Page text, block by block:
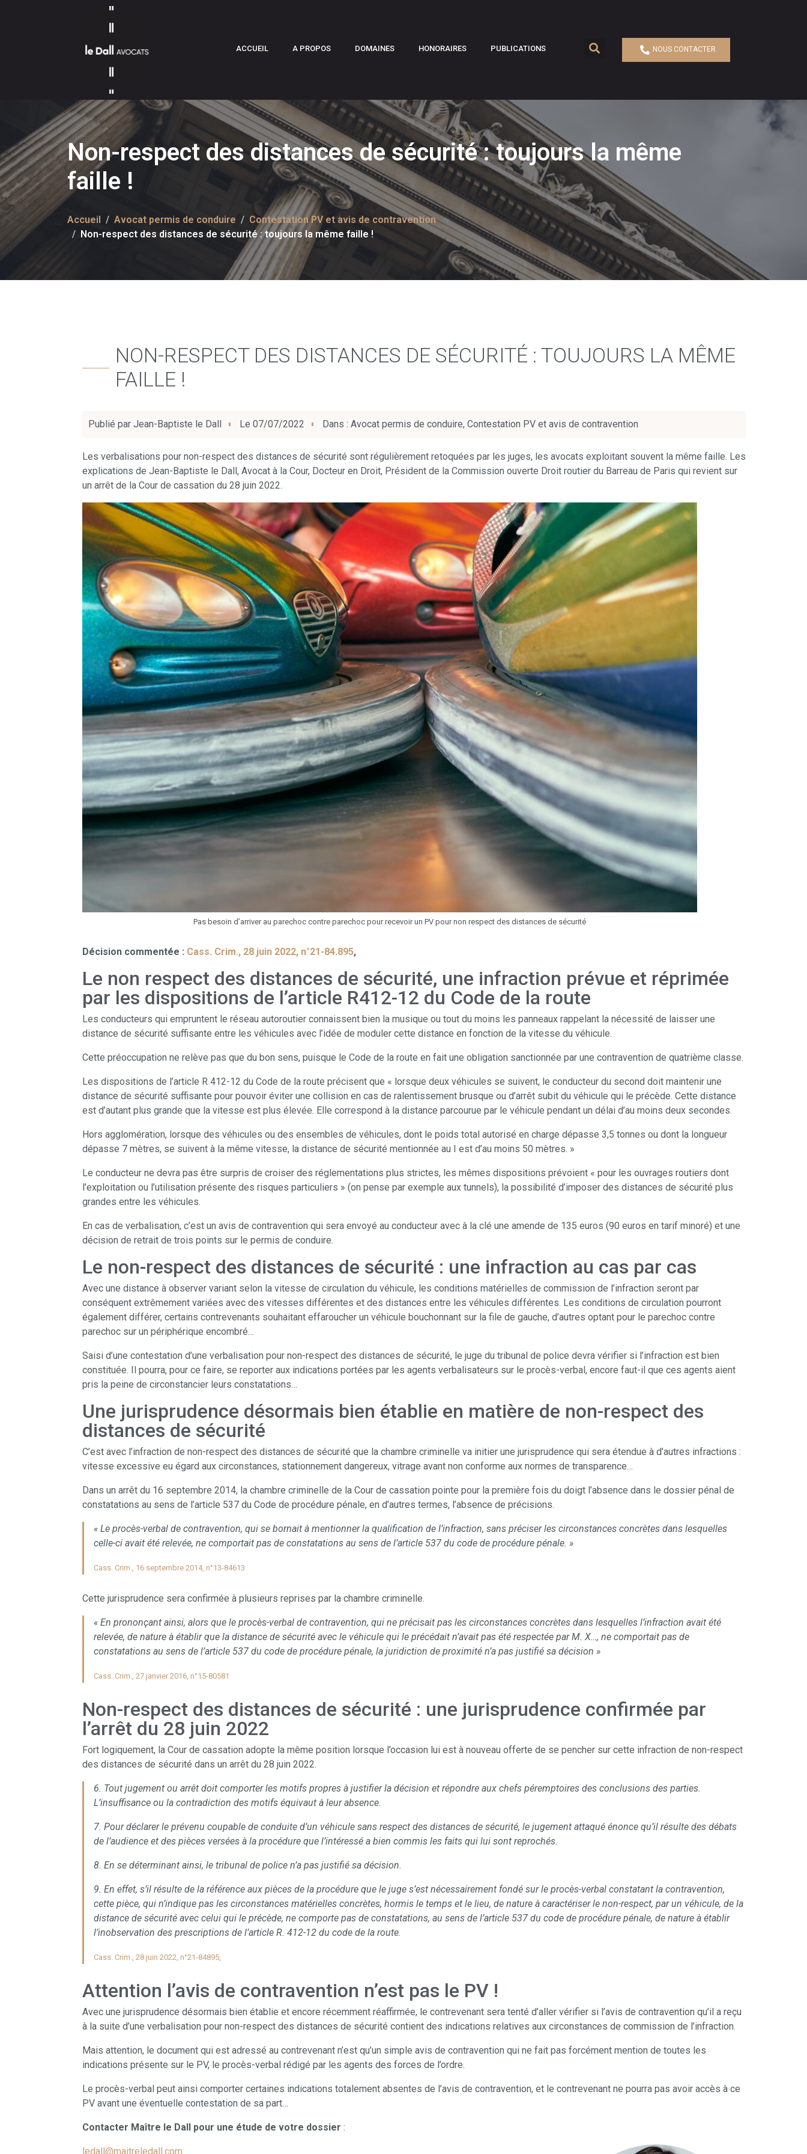
ACCUEIL A PROPOS DOMAINES HONORAIRES PUBLICATIONS NOUS CONTACTER
Non-respect des distances de sécurité : toujours la même
faille !
Accueil Avocat permis de conduire
Contestation PV et avis de contravention
Non-respect des distances de sécurité : toujours la même faille !
NON-RESPECT DES DISTANCES DE SÉCURITÉ : TOUJOURS LA MÊME
FAILLE !
Publié par Jean-Baptiste le Dall Le 07/07/2022 Dans : Avocat permis de conduire, Contestation PV et avis de contravention
Les verbalisations pour non-respect des distances de sécurité sont régulièrement retoquées par les juges, les avocats exploitant souvent la même faille. Les
explications de Jean-Baptiste le Dall, Avocat à la Cour, Docteur en Droit, Président de la Commission ouverte Droit routier du Barreau de Paris qui revient sur
un arrêt de la Cour de cassation du 28 juin 2022.
Pas besoin d’arriver au parechoc contre parechoc pour recevoir un PV pour non respect des distances de sécurité
Décision commentée : Cass. Crim., 28 juin 2022, n°21-84.895,
Le non respect des distances de sécurité, une infraction prévue et réprimée
par les dispositions de l’article R412-12 du Code de la route
Les conducteurs qui empruntent le réseau autoroutier connaissent bien la musique ou tout du moins les panneaux rappelant la nécessité de laisser une
distance de sécurité suffisante entre les véhicules avec l’idée de moduler cette distance en fonction de la vitesse du véhicule.
Cette préoccupation ne relève pas que du bon sens, puisque le Code de la route en fait une obligation sanctionnée par une contravention de quatrième classe.
Les dispositions de l’article R 412-12 du Code de la route précisent que « lorsque deux véhicules se suivent, le conducteur du second doit maintenir une
distance de sécurité suffisante pour pouvoir éviter une collision en cas de ralentissement brusque ou d’arrêt subit du véhicule qui le précède. Cette distance
est d’autant plus grande que la vitesse est plus élevée. Elle correspond à la distance parcourue par le véhicule pendant un délai d’au moins deux secondes.
Hors agglomération, lorsque des véhicules ou des ensembles de véhicules, dont le poids total autorisé en charge dépasse 3,5 tonnes ou dont la longueur
dépasse 7 mètres, se suivent à la même vitesse, la distance de sécurité mentionnée au I est d’au moins 50 mètres. »
Le conducteur ne devra pas être surpris de croiser des réglementations plus strictes, les mêmes dispositions prévoient « pour les ouvrages routiers dont
l’exploitation ou l’utilisation présente des risques particuliers » (on pense par exemple aux tunnels), la possibilité d’imposer des distances de sécurité plus
grandes entre les véhicules.
En cas de verbalisation, c’est un avis de contravention qui sera envoyé au conducteur avec à la clé une amende de 135 euros (90 euros en tarif minoré) et une
décision de retrait de trois points sur le permis de conduire.
Le non-respect des distances de sécurité : une infraction au cas par cas
Avec une distance à observer variant selon la vitesse de circulation du véhicule, les conditions matérielles de commission de l’infraction seront par
conséquent extrêmement variées avec des vitesses différentes et des distances entre les véhicules différentes. Les conditions de circulation pourront
également différer, certains contrevenants souhaitant effaroucher un véhicule bouchonnant sur la file de gauche, d’autres optant pour le parechoc contre
parechoc sur un périphérique encombré…
Saisi d’une contestation d’une verbalisation pour non-respect des distances de sécurité, le juge du tribunal de police devra vérifier si l’infraction est bien
constituée. Il pourra, pour ce faire, se reporter aux indications portées par les agents verbalisateurs sur le procès-verbal, encore faut-il que ces agents aient
pris la peine de circonstancier leurs constatations…
Une jurisprudence désormais bien établie en matière de non-respect des
distances de sécurité
C’est avec l’infraction de non-respect des distances de sécurité que la chambre criminelle va initier une jurisprudence qui sera étendue à d’autres infractions :
vitesse excessive eu égard aux circonstances, stationnement dangereux, vitrage avant non conforme aux normes de transparence…
Dans un arrêt du 16 septembre 2014, la chambre criminelle de la Cour de cassation pointe pour la première fois du doigt l’absence dans le dossier pénal de
constatations au sens de l’article 537 du Code de procédure pénale, en d’autres termes, l’absence de précisions.
« Le procès-verbal de contravention, qui se bornait à mentionner la qualification de l’infraction, sans préciser les circonstances concrètes dans lesquelles
celle-ci avait été relevée, ne comportait pas de constatations au sens de l’article 537 du code de procédure pénale. »
Cass. Crim., 16 septembre 2014, n°13-84613
Cette jurisprudence sera confirmée à plusieurs reprises par la chambre criminelle.
« En prononçant ainsi, alors que le procès-verbal de contravention, qui ne précisait pas les circonstances concrètes dans lesquelles l’infraction avait été
relevée, de nature à établir que la distance de sécurité avec le véhicule qui le précédait n’avait pas été respectée par M. X…, ne comportait pas de
constatations au sens de l’article 537 du code de procédure pénale, la juridiction de proximité n’a pas justifié sa décision »
Cass. Crim., 27 janvier 2016, n°15-80581
Non-respect des distances de sécurité : une jurisprudence confirmée par
l’arrêt du 28 juin 2022
Fort logiquement, la Cour de cassation adopte la même position lorsque l’occasion lui est à nouveau offerte de se pencher sur cette infraction de non-respect
des distances de sécurité dans un arrêt du 28 juin 2022.
6. Tout jugement ou arrêt doit comporter les motifs propres à justifier la décision et répondre aux chefs péremptoires des conclusions des parties.
L’insuffisance ou la contradiction des motifs équivaut à leur absence.
7. Pour déclarer le prévenu coupable de conduite d’un véhicule sans respect des distances de sécurité, le jugement attaqué énonce qu’il résulte des débats
de l’audience et des pièces versées à la procédure que l’intéressé a bien commis les faits qui lui sont reprochés.
8. En se déterminant ainsi, le tribunal de police n’a pas justifié sa décision.
9. En effet, s’il résulte de la référence aux pièces de la procédure que le juge s’est nécessairement fondé sur le procès-verbal constatant la contravention,
cette pièce, qui n’indique pas les circonstances matérielles concrètes, hormis le temps et le lieu, de nature à caractériser le non-respect, par un véhicule, de la
distance de sécurité avec celui qui le précède, ne comporte pas de constatations, au sens de l’article 537 du code de procédure pénale, de nature à établir
l’inobservation des prescriptions de l’article R. 412-12 du code de la route.
Cass. Crim., 28 juin 2022, n°21-84895,
Attention l’avis de contravention n’est pas le PV !
Avec une jurisprudence désormais bien établie et encore récemment réaffirmée, le contrevenant sera tenté d’aller vérifier si l’avis de contravention qu’il a reçu
à la suite d’une verbalisation pour non-respect des distances de sécurité contient des indications relatives aux circonstances de commission de l’infraction.
Mais attention, le document qui est adressé au contrevenant n’est qu’un simple avis de contravention qui ne fait pas forcément mention de toutes les
indications présente sur le PV, le procès-verbal rédigé par les agents des forces de l’ordre.
Le procès-verbal peut ainsi comporter certaines indications totalement absentes de l’avis de contravention, et le contrevenant ne pourra pas avoir accès à ce
PV avant une éventuelle contestation de sa part…
Contacter Maître le Dall pour une étude de votre dossier :
ledall@maitreledall.com